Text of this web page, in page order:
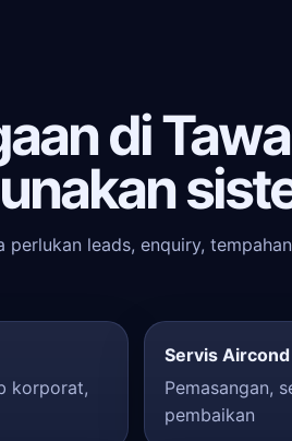
di
perlukan leads, enquiry,
korporat,
Servis Aircond
Pemasangan,
pembaikan